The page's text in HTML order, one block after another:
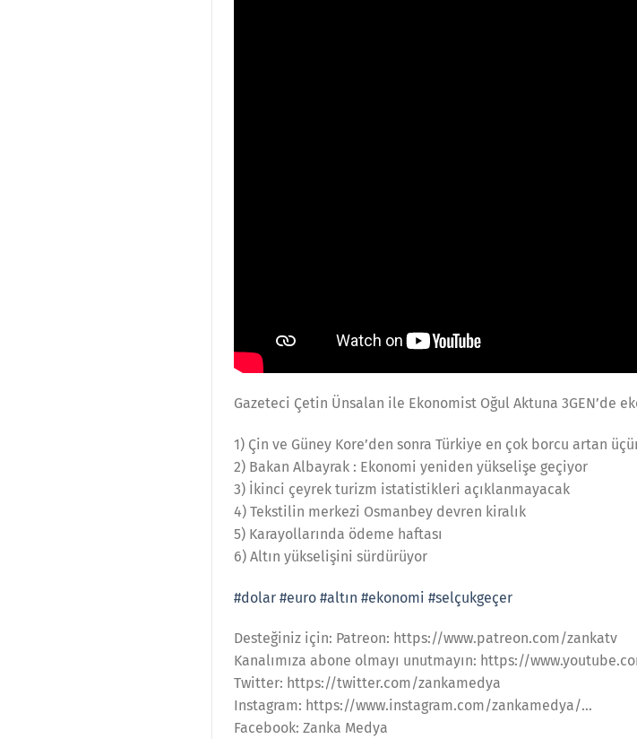
Gazeteci Çetin Ünsalan ile Ekonomist Oğul Aktuna 3GEN’de
1) Çin ve Güney Kore’den sonra Türkiye en çok borcu artan
2) Bakan Albayrak : Ekonomi yeniden yükselişe geçiyor
3) İkinci çeyrek turizm istatistikleri açıklanmayacak
4) Tekstilin merkezi Osmanbey devren kiralık
5) Karayollarında ödeme haftası
6) Altın yükselişini sürdürüyor
#dolar #euro #altın #ekonomi #selçukgeçer
Desteğiniz için: Patreon: https://www.patreon.com/zankatv
Kanalımıza abone olmayı unutmayın: https://
Twitter: https://twitter.com/zankamedya
Instagram: https://www.instagram.com/zankamedya/…
Facebook: Zanka Medya